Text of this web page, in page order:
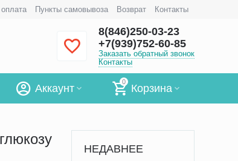
Пункты самовывоза Возврат Контакты
8(846)250-03-23
+7(939)752-60-85
Заказать обратный звонок
Контакты
0
Корзина
Аккаунт
НЕДАВНЕЕ